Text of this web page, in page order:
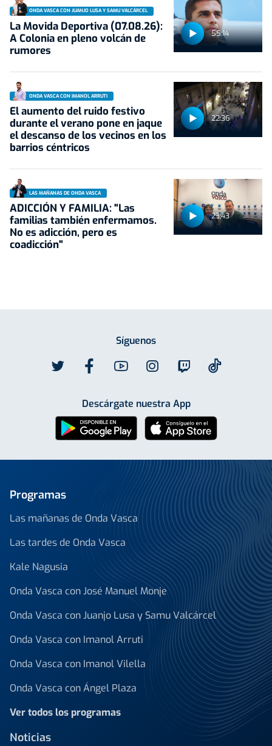
55:14
ONDA VASCA CON JUANJO LUSA Y SAMU VALCÁRCEL
La Movida Deportiva (07.08.26):
A Colonia en pleno volcán de
rumores
22:36
ONDA VASCA CON IMANOL ARRUTI
El aumento del ruido festivo
durante el verano pone en jaque
el descanso de los vecinos en los
barrios céntricos
23:43
LAS MAÑANAS DE ONDA VASCA
ADICCIÓN Y FAMILIA: "Las
familias también enfermamos.
No es adicción, pero es
coadicción"
Síguenos
Descárgate nuestra App
Programas
Las mañanas de Onda Vasca
Las tardes de Onda Vasca
Kale Nagusia
Onda Vasca con José Manuel Monje
Onda Vasca con Juanjo Lusa y Samu Valcárcel
Onda Vasca con Imanol Arruti
Onda Vasca con Imanol Vilella
Onda Vasca con Ángel Plaza
Ver todos los programas
Noticias